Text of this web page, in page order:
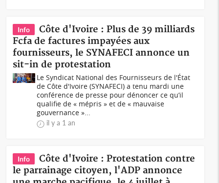
Info
Côte d'Ivoire : Plus de 39 milliards
Fcfa de factures impayées aux
fournisseurs, le SYNAFECI annonce un
sit-in de protestation
Le Syndicat National des Fournisseurs de l'État
de Côte d'Ivoire (SYNAFECI) a tenu mardi une
conférence de presse pour dénoncer ce qu’il
qualifie de « mépris » et de « mauvaise
gouvernance »...
il y a 1 an
Info
Côte d'Ivoire : Protestation contre
le parrainage citoyen, l'ADP annonce